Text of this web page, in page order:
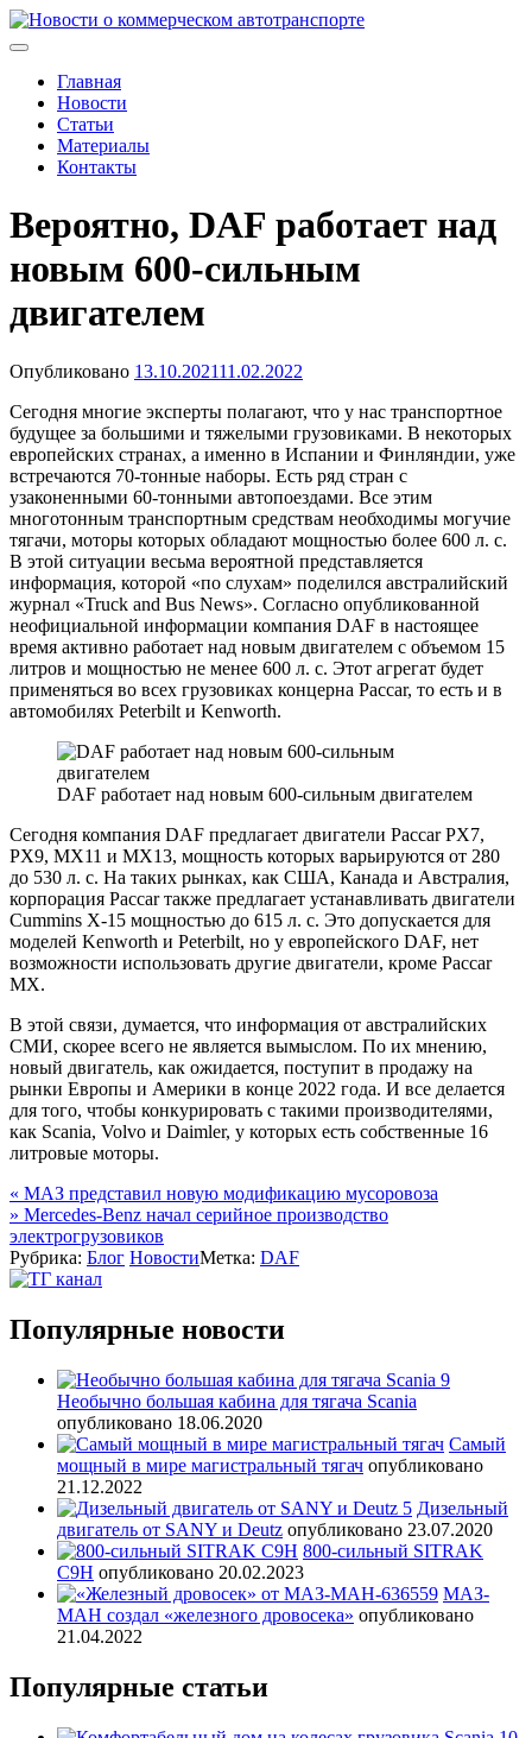
Skip
to
автомобилях и спецтехнике
Главная
Новости
Статьи
Материалы
Контакты
Вероятно, DAF работает над
новым 600-сильным
двигателем
Опубликовано 13.10.202111.02.2022
Сегодня многие эксперты полагают, что у нас транспортное
будущее за большими и тяжелыми грузовиками. В некоторых
европейских странах, а именно в Испании и Финляндии, уже
встречаются 70-тонные наборы. Есть ряд стран с
узаконенными 60-тонными автопоездами. Все этим
многотонным транспортным средствам необходимы могучие
тягачи, моторы которых обладают мощностью более 600 л. с.
В этой ситуации весьма вероятной представляется
информация, которой «по слухам» поделился австралийский
журнал «Truck and Bus News». Согласно опубликованной
неофициальной информации компания DAF в настоящее
время активно работает над новым двигателем с объемом 15
литров и мощностью не менее 600 л. с. Этот агрегат будет
применяться во всех грузовиках концерна Paccar, то есть и в
автомобилях Peterbilt и Kenworth.
DAF работает над новым 600-сильным двигателем
Сегодня компания DAF предлагает двигатели Paccar PX7,
PX9, MX11 и MX13, мощность которых варьируются от 280
до 530 л. с. На таких рынках, как США, Канада и Австралия,
корпорация Paccar также предлагает устанавливать двигатели
Cummins X-15 мощностью до 615 л. с. Это допускается для
моделей Kenworth и Peterbilt, но у европейского DAF, нет
возможности использовать другие двигатели, кроме Paccar
MX.
В этой связи, думается, что информация от австралийских
СМИ, скорее всего не является вымыслом. По их мнению,
новый двигатель, как ожидается, поступит в продажу на
рынки Европы и Америки в конце 2022 года. И все делается
для того, чтобы конкурировать с такими производителями,
как Scania, Volvo и Daimler, у которых есть собственные 16
литровые моторы.
Навигация
по
записям
« МАЗ представил новую модификацию мусоровоза
» Mercedes-Benz начал серийное производство
электрогрузовиков
Рубрика: Блог НовостиМетка: DAF
Популярные новости
Необычно большая кабина для тягача Scania
опубликовано 18.06.2020
Самый
мощный в мире магистральный тягач опубликовано
21.12.2022
Дизельный
двигатель от SANY и Deutz опубликовано 23.07.2020
800-сильный SITRAK
C9H опубликовано 20.02.2023
МАЗ-
МАН создал «железного дровосека» опубликовано
21.04.2022
Популярные статьи